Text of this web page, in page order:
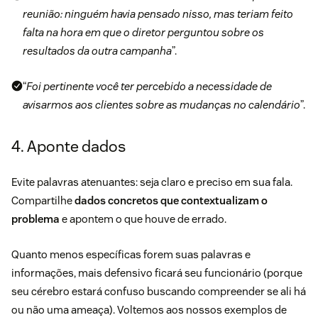
reunião: ninguém havia pensado nisso, mas teriam feito
falta na hora em que o diretor perguntou sobre os
resultados da outra campanha”.
“Foi pertinente você ter percebido a necessidade de
avisarmos aos clientes sobre as mudanças no calendário”.
4. Aponte dados
Evite palavras atenuantes: seja claro e preciso em sua fala.
Compartilhedados concretosque contextualizam o
problema e apontem o que houve de errado.
Quanto menos específicas forem suas palavras e
informações, mais defensivo ficará seu funcionário (porque
seu cérebro estará confuso buscando compreender se ali há
ou não uma ameaça). Voltemos aos nossos exemplos de